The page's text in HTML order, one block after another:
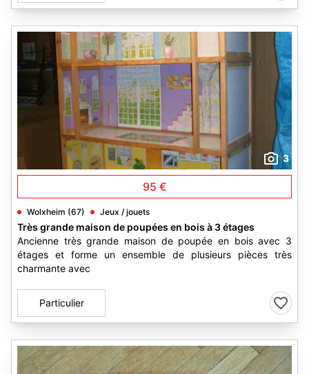
3
95 €
Wolxheim (67) Jeux / jouets
Très grande maison de poupées en bois à 3 étages
Ancienne très grande maison de poupée en bois avec 3
étages et forme un ensemble de plusieurs pièces très
charmante avec
Particulier